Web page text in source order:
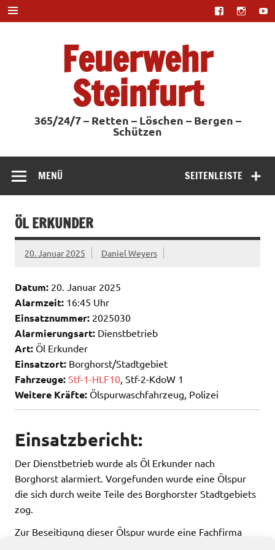
Zum
Inhalt
springen
Feuerwehr
Steinfurt
365/24/7 – Retten – Löschen – Bergen –
Schützen
SEITENLEISTE
MENÜ
ÖL ERKUNDER
20. Januar 2025 Daniel Weyers
Datum: 20. Januar 2025
Alarmzeit: 16:45 Uhr
Einsatznummer: 2025030
Alarmierungsart: Dienstbetrieb
Art: Öl Erkunder
Einsatzort: Borghorst/Stadtgebiet
Fahrzeuge: Stf-1-HLF10 , Stf-2-KdoW 1
Weitere Kräfte: Ölspurwaschfahrzeug, Polizei
Einsatzbericht:
Der Dienstbetrieb wurde als Öl Erkunder nach
Borghorst alarmiert. Vorgefunden wurde eine Ölspur
die sich durch weite Teile des Borghorster Stadtgebiets
zog.
Zur Beseitigung dieser Ölspur wurde eine Fachfirma